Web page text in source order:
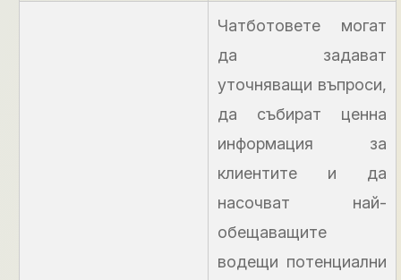
Чатботовете могат
да задават
уточняващи въпроси,
да събират ценна
информация за
клиентите и да
насочват най-
обещаващите
водещи потенциални